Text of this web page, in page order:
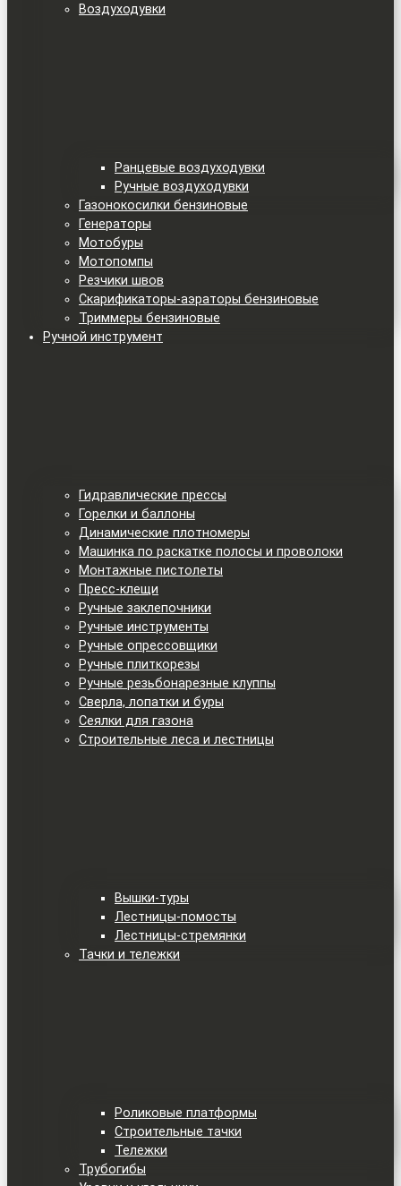
Воздуходувки
Ранцевые воздуходувки
Ручные воздуходувки
Газонокосилки бензиновые
Генераторы
Мотобуры
Мотопомпы
Резчики швов
Скарификаторы-аэраторы бензиновые
Триммеры бензиновые
Ручной инструмент
Гидравлические прессы
Горелки и баллоны
Динамические плотномеры
Машинка по раскатке полосы и проволоки
Монтажные пистолеты
Пресс-клещи
Ручные заклепочники
Ручные инструменты
Ручные опрессовщики
Ручные плиткорезы
Ручные резьбонарезные клуппы
Сверла, лопатки и буры
Сеялки для газона
Строительные леса и лестницы
Вышки-туры
Лестницы-помосты
Лестницы-стремянки
Тачки и тележки
Роликовые платформы
Строительные тачки
Тележки
Трубогибы